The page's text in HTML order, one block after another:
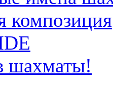
композиция
шахматы!